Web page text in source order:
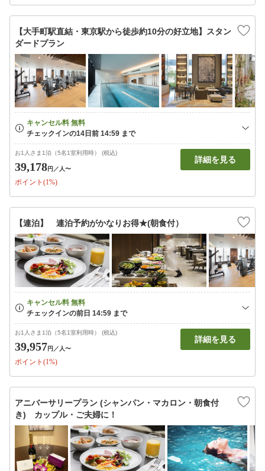
【大手町駅直結・東京駅から徒歩約10分の好立地】スタン
ダードプラン
お1人さま1泊（5名1室利用時） (税込)
39,178円 ／人〜
ポイント(1%)
詳細を見る
【連泊】 連泊予約がかなりお得★(朝食付）
お1人さま1泊（5名1室利用時） (税込)
39,957円 ／人〜
ポイント(1%)
詳細を見る
アニバーサリープラン (シャンパン・マカロン・朝食付
き) カップル・ご夫婦に！